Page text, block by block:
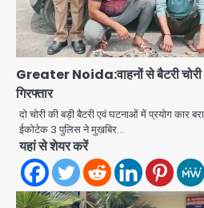
Greater Noida:वाहनों से बैटरी चोरी
गिरफ्तार
दो चोरी की बड़ी बैटरी एवं घटनाओं में प्रयोग
ईकोटेक 3 पुलिस ने मुखबिर…
यहां से शेयर करें